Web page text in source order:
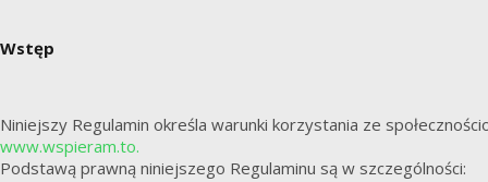
Wstęp
Niniejszy Regulamin określa warunki korzystania ze
www.wspieram.to.
Podstawą prawną niniejszego Regulaminu są w szczególności: